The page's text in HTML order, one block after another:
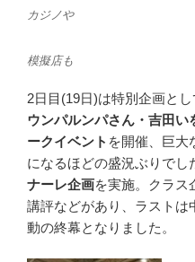
カジノや
模擬店も
2日目(19日)は特別企画とし
ウンパルンパさん・吉田い
ークイベント を開催、巨大
になるほどの盛況ぶりでし
ナーレ企画を実施。クラス
講評などがあり、ラストは
動の終幕となりました。